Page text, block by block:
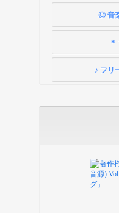
◎ 音
♪ フリ